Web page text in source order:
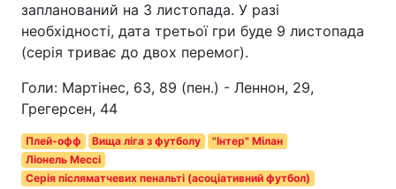
запланований на 3 листопада. У разі
необхідності, дата третьої гри буде 9 листопада
(серія триває до двох перемог).
Голи: Мартінес, 63, 89 (пен.) - Леннон, 29,
Грегерсен, 44
Плей-офф Вища ліга з футболу
"Інтер" Мілан
Ліонель Мессі
Серія післяматчевих пенальті (асоціативний футбол)